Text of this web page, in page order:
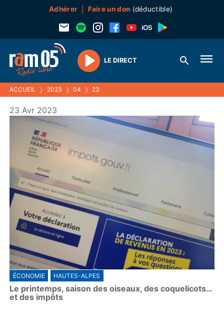
Adhérer Faire un don (déductible)
Play
LE DIRECT
ACCUEIL ❯ 2023 ❯ 04 ❯ 23
23 Avr 2023
ÉCONOMIE HAUTES-ALPES
Le printemps, saison des oiseaux, des coquelicots…
et des impôts